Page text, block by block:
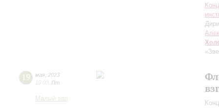
19 мая 2023
19:00 Пт
Малый зал